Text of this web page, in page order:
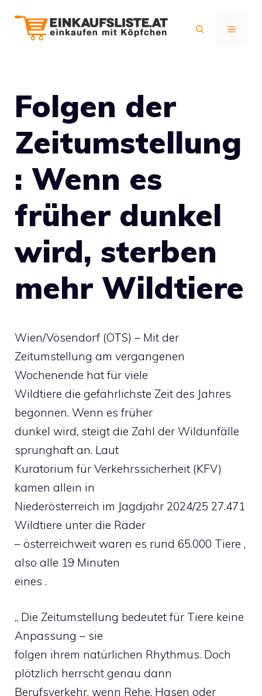
Inhalt
MENÜ
Folgen der
Zeitumstellung
: Wenn es
früher dunkel
wird, sterben
mehr Wildtiere
Wien/Vösendorf (OTS) – Mit der
Zeitumstellung am vergangenen
Wochenende hat für viele
Wildtiere die gefährlichste Zeit des Jahres
begonnen. Wenn es früher
dunkel wird, steigt die Zahl der Wildunfälle
sprunghaft an. Laut
Kuratorium für Verkehrssicherheit (KFV)
kamen allein in
Niederösterreich im Jagdjahr 2024/25 27.471
Wildtiere unter die Räder
– österreichweit waren es rund 65.000 Tiere ,
also alle 19 Minuten
eines .
„ Die Zeitumstellung bedeutet für Tiere keine
Anpassung – sie
folgen ihrem natürlichen Rhythmus. Doch
plötzlich herrscht genau dann
Berufsverkehr, wenn Rehe, Hasen oder